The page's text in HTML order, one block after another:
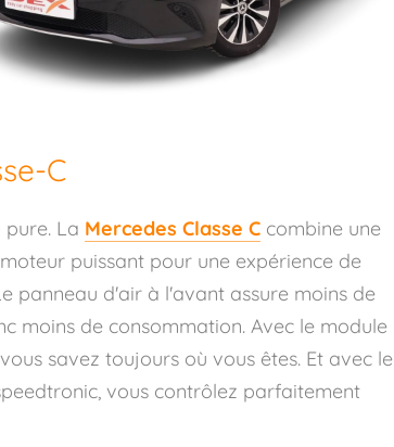
C
pure. La Mercedes Classe C combine une
puissant pour une expérience de
panneau d'air à l'avant assure moins de
moins de consommation. Avec le module
savez toujours où vous êtes. Et avec le
vous contrôlez parfaitement